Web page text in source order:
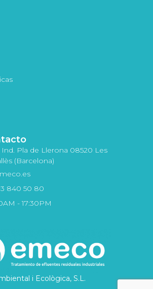
i Ecològica, S.L.
Ind. Pla de Llerona 08520 Les
(Barcelona)
840 50 80
- 17:30PM